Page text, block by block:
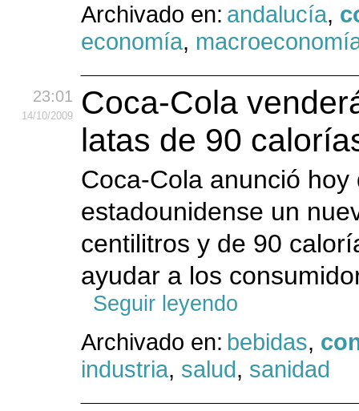
Archivado en: andalucía,
economía,
23:01
14/10/2009
Coca-Cola
latas de 90
Coca-Cola anunció
estadounidense un
centilitros y de 90
ayudar a los
Seguir leyendo
Archivado en: bebidas,
industria, salud, sanidad